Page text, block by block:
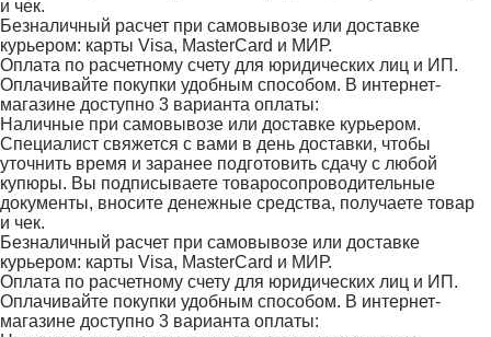
и чек.
Безналичный расчет при самовывозе или доставке
курьером: карты Visa, MasterCard и МИР.
Оплата по расчетному счету для юридических лиц и ИП.
Оплачивайте покупки удобным способом. В интернет-
магазине доступно 3 варианта оплаты:
Наличные при самовывозе или доставке курьером.
Специалист свяжется с вами в день доставки, чтобы
уточнить время и заранее подготовить сдачу с любой
купюры. Вы подписываете товаросопроводительные
документы, вносите денежные средства, получаете товар
и чек.
Безналичный расчет при самовывозе или доставке
курьером: карты Visa, MasterCard и МИР.
Оплата по расчетному счету для юридических лиц и ИП.
Оплачивайте покупки удобным способом. В интернет-
магазине доступно 3 варианта оплаты: